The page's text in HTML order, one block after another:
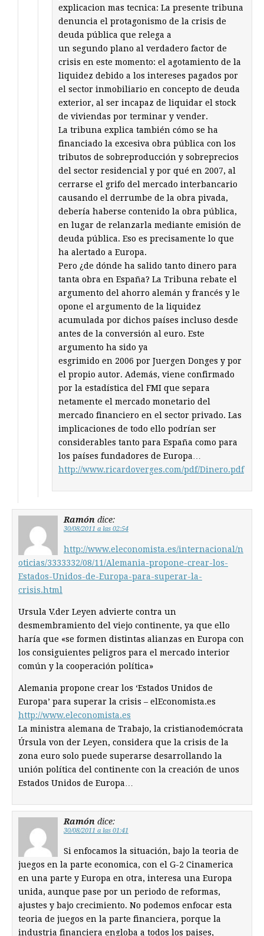
explicacion mas tecnica: La presente tribuna
denuncia el protagonismo de la crisis de
deuda pública que relega a
un segundo plano al verdadero factor de
crisis en este momento: el agotamiento de la
liquidez debido a los intereses pagados por
el sector inmobiliario en concepto de deuda
exterior, al ser incapaz de liquidar el stock
de viviendas por terminar y vender.
La tribuna explica también cómo se ha
financiado la excesiva obra pública con los
tributos de sobreproducción y sobreprecios
del sector residencial y por qué en 2007, al
cerrarse el grifo del mercado interbancario
causando el derrumbe de la obra pivada,
debería haberse contenido la obra pública,
en lugar de relanzarla mediante emisión de
deuda pública. Eso es precisamente lo que
ha alertado a Europa.
Pero ¿de dónde ha salido tanto dinero para
tanta obra en España? La Tribuna rebate el
argumento del ahorro alemán y francés y le
opone el argumento de la liquidez
acumulada por dichos países incluso desde
antes de la conversión al euro. Este
argumento ha sido ya
esgrimido en 2006 por Juergen Donges y por
el propio autor. Además, viene confirmado
por la estadística del FMI que separa
netamente el mercado monetario del
mercado financiero en el sector privado. Las
implicaciones de todo ello podrían ser
considerables tanto para España como para
los países fundadores de Europa…
http://www.ricardoverges.com/pdf/Dinero.pdf
Ramón dice:
30/08/2011 a las 02:54
http://www.eleconomista.es/internacional/n
oticias/3333332/08/11/Alemania-propone-crear-los-
Estados-Unidos-de-Europa-para-superar-la-
crisis.html
Ursula V.der Leyen advierte contra un
desmembramiento del viejo continente, ya que ello
haría que «se formen distintas alianzas en Europa con
los consiguientes peligros para el mercado interior
común y la cooperación política»
Alemania propone crear los ‘Estados Unidos de
Europa’ para superar la crisis – elEconomista.es
http://www.eleconomista.es
La ministra alemana de Trabajo, la cristianodemócrata
Úrsula von der Leyen, considera que la crisis de la
zona euro solo puede superarse desarrollando la
unión política del continente con la creación de unos
Estados Unidos de Europa…
Ramón dice:
30/08/2011 a las 01:41
Si enfocamos la situación, bajo la teoria de
juegos en la parte economica, con el G-2 Cinamerica
en una parte y Europa en otra, interesa una Europa
unida, aunque pase por un periodo de reformas,
ajustes y bajo crecimiento. No podemos enfocar esta
teoria de juegos en la parte financiera, porque la
industria financiera engloba a todos los paises,